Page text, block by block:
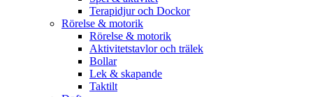
Terapidjur och Dockor
Rörelse & motorik
Rörelse & motorik
Aktivitetstavlor och trälek
Bollar
Lek & skapande
Taktilt